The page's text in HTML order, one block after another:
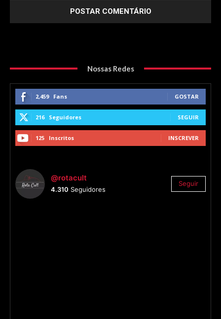
Nossas Redes
2,459 Fans GOSTAR
216 Seguidores SEGUIR
125 Inscritos INSCREVER
@rotacult
4.310 Seguidores
Seguir